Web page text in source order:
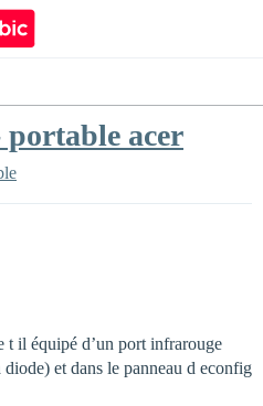
acer
t il équipé d’un port infrarouge
et dans le panneau d econfig